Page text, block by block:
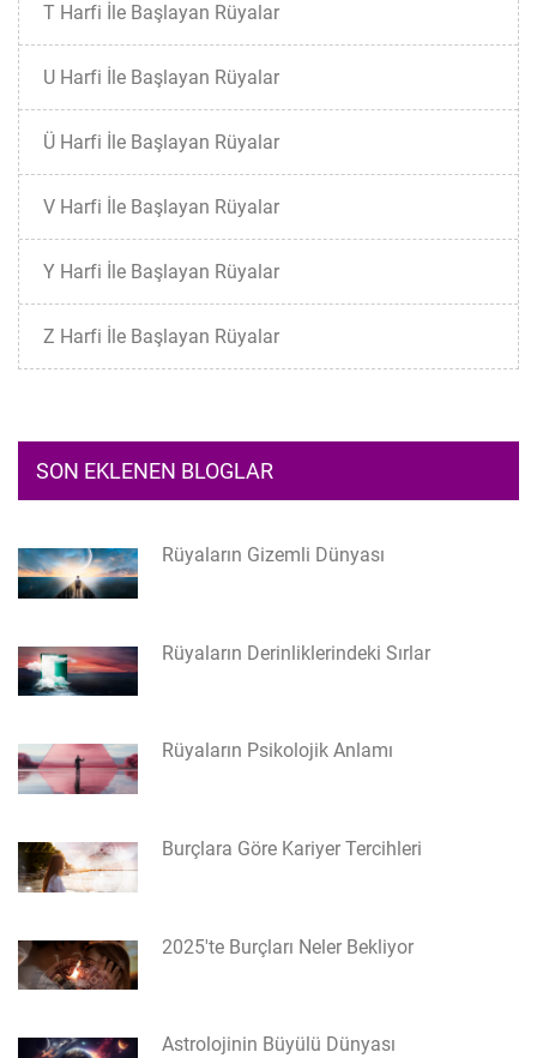
T Harfi İle Başlayan Rüyalar
U Harfi İle Başlayan Rüyalar
Ü Harfi İle Başlayan Rüyalar
V Harfi İle Başlayan Rüyalar
Y Harfi İle Başlayan Rüyalar
Z Harfi İle Başlayan Rüyalar
SON EKLENEN BLOGLAR
Rüyaların Gizemli Dünyası
Rüyaların Derinliklerindeki Sırlar
Rüyaların Psikolojik Anlamı
Burçlara Göre Kariyer Tercihleri
2025'te Burçları Neler Bekliyor
Astrolojinin Büyülü Dünyası